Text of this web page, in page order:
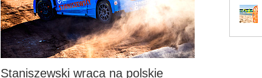
Staniszewski wraca na polskie